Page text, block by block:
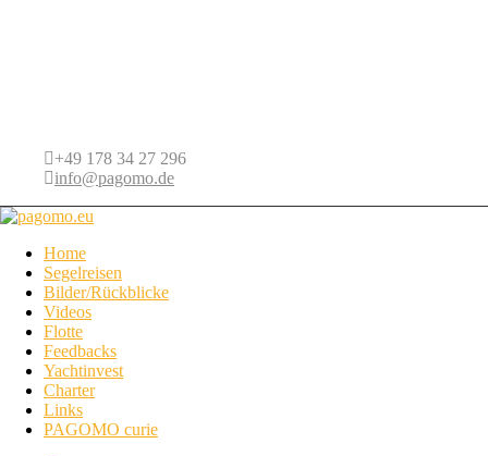
+49 178 34 27 296
info@pagomo.de
Home
Segelreisen
Bilder/Rückblicke
Videos
Flotte
Feedbacks
Yachtinvest
Charter
Links
PAGOMO curie